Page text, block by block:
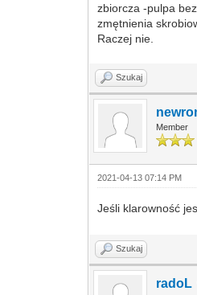
zbiorcza -pulpa
zmętnienia
Raczej nie.
Szukaj
Member
2021-04-13 07:14 PM
Jeśli klarowność
Szukaj
radoL